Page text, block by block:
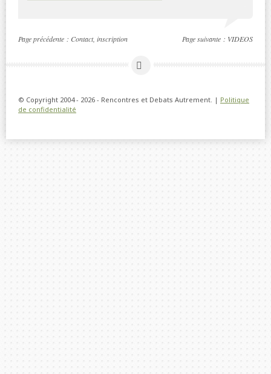
Page précédente : Contact, inscription Page suivante : VIDEOS
© Copyright 2004 - 2026 - Rencontres et Debats Autrement. | Politique
de confidentialité